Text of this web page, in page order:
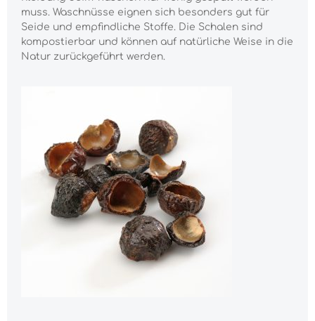
muss. Waschnüsse eignen sich besonders gut für
Seide und empfindliche Stoffe. Die Schalen sind
kompostierbar und können auf natürliche Weise in die
Natur zurückgeführt werden.